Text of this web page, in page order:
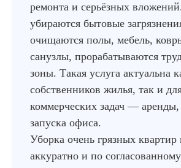
ремонта и серьёзных
убираются бытовые
очищаются полы, мебель,
санузлы, прорабатываются
зоны. Такая услуга актуальна
собственников жилья, так и
коммерческих задач —
запуска офиса.
Уборка очень грязных квартир
аккуратно и по